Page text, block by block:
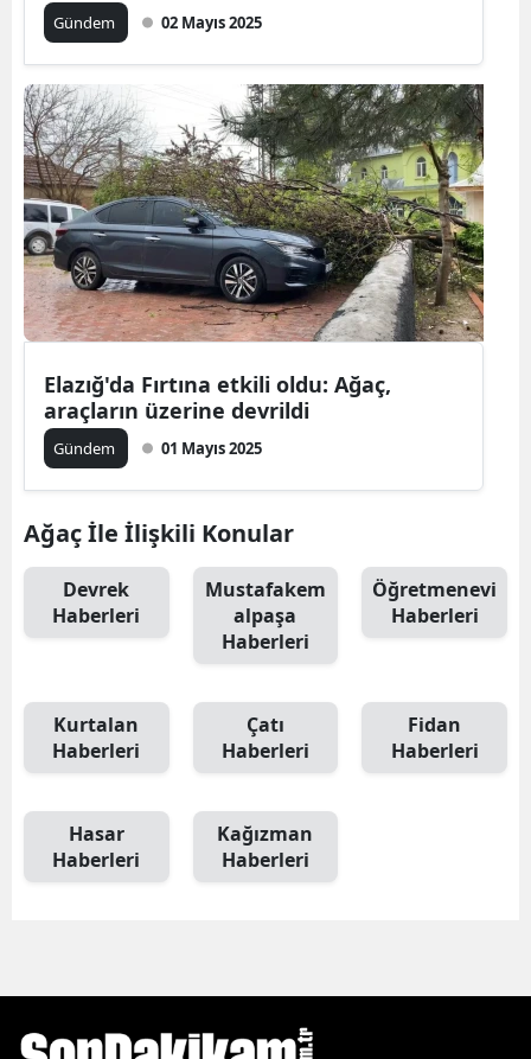
Gündem 02 Mayıs 2025
Elazığ'da Fırtına etkili oldu: Ağaç,
araçların üzerine devrildi
Gündem 01 Mayıs 2025
Ağaç İle İlişkili Konular
Devrek
Haberleri
Mustafakem
alpaşa
Haberleri
Öğretmenevi
Haberleri
Kurtalan
Haberleri
Çatı
Haberleri
Fidan
Haberleri
Hasar
Haberleri
Kağızman
Haberleri